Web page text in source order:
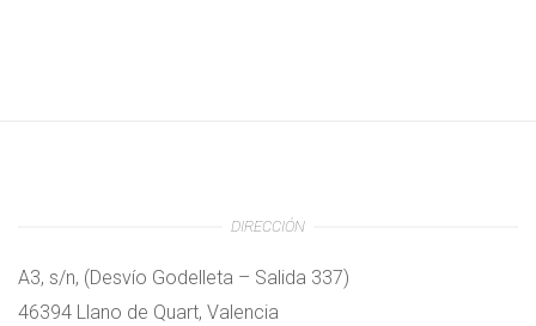
DIRECCIÓN
A3, s/n, (Desvío Godelleta – Salida 337)
46394 Llano de Quart, Valencia